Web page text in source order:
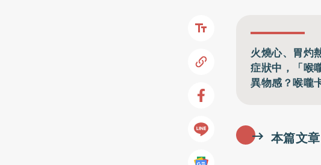
火燒心、胃灼
症狀中，「喉
異物感？喉嚨
本篇文